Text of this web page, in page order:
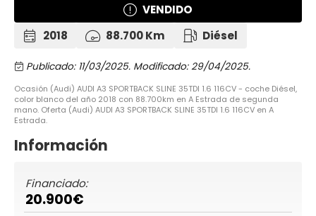
VENDIDO
2018
88.700 Km Diésel
Publicado: 11/03/2025. Modificado: 29/04/2025.
Ocasión (Audi) AUDI A3 SPORTBACK SLINE 35TDI 1.6 116CV - coche Diésel,
color blanco del año 2018 con 88.700km en A Estrada de segunda
mano. Oferta (Audi) AUDI A3 SPORTBACK SLINE 35TDI 1.6 116CV en A
Estrada.
Información
Financiado:
20.900€